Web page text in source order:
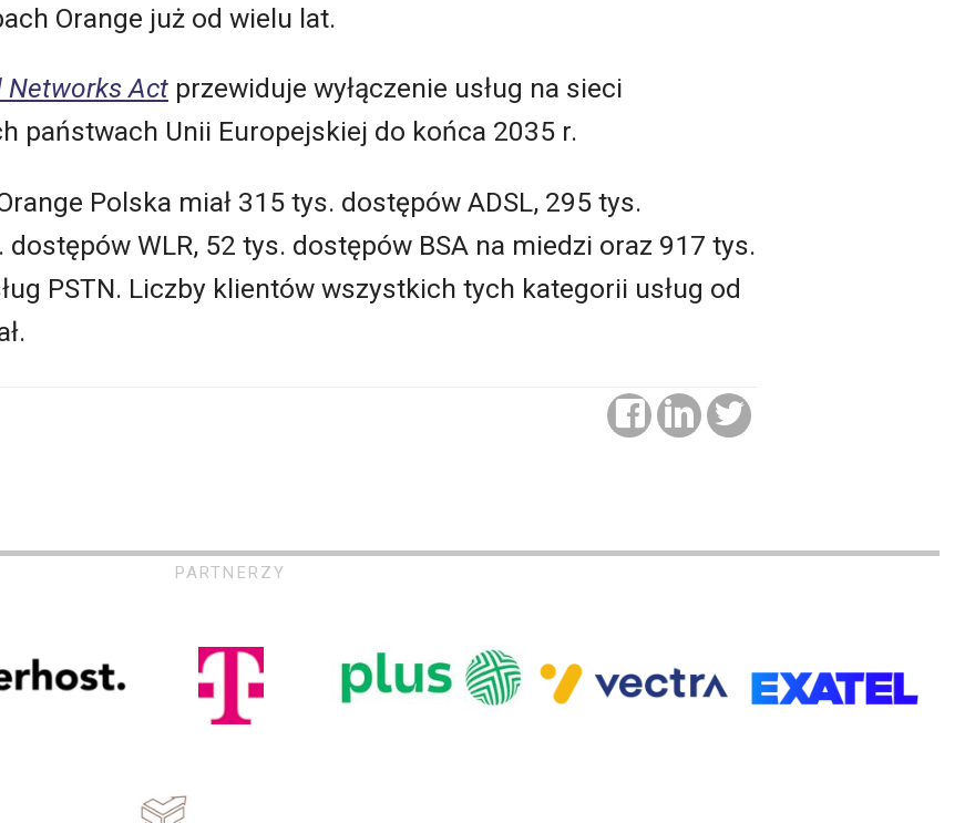
Orange już od wielu lat.
Networks Act przewiduje wyłączenie usług na sieci
państwach Unii Europejskiej do końca 2035 r.
Polska miał 315 tys. dostępów ADSL, 295 tys.
dostępów WLR, 52 tys. dostępów BSA na miedzi oraz 917 tys.
PSTN. Liczby klientów wszystkich tych kategorii usług od
PARTNERZY